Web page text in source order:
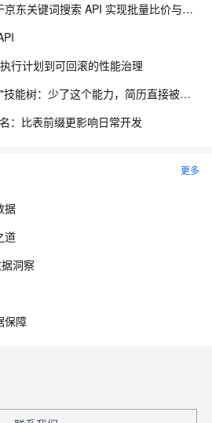
企业采购降本新思路：基于京东关键词搜索 API 实现批量比价与物资寻源
行计划到可回滚的性能治理
2026测试人必备的"AI驯化"技能树：少了这个能力，简历直接被筛掉
：比表前缀更影响日常开发
更多
据
道
洞察
保障